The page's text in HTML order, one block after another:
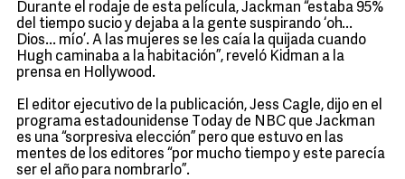
Durante el rodaje de esta película, Jackman “estaba 95%
del tiempo sucio y dejaba a la gente suspirando ‘oh...
Dios... mío’. A las mujeres se les caía la quijada cuando
Hugh caminaba a la habitación”, reveló Kidman a la
prensa en Hollywood.
El editor ejecutivo de la publicación, Jess Cagle, dijo en el
programa estadounidense Today de NBC que Jackman
es una “sorpresiva elección” pero que estuvo en las
mentes de los editores “por mucho tiempo y este parecía
ser el año para nombrarlo”.